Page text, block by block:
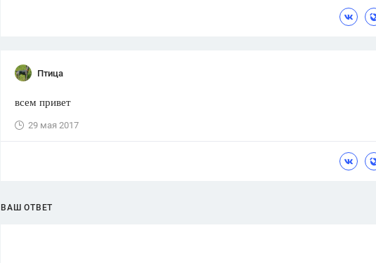
Птица
всем привет
29 мая 2017
ВАШ ОТВЕТ